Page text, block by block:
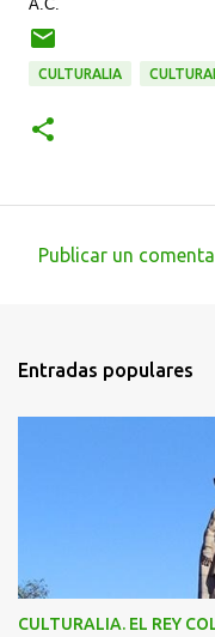
A.C.
CULTURALIA
e
n
o
s
Publicar un
Entradas populares
CULTURALIA. EL REY